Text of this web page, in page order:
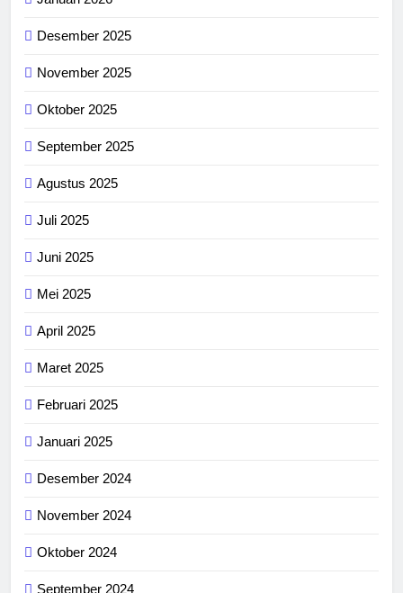
Desember 2025
November 2025
Oktober 2025
September 2025
Agustus 2025
Juli 2025
Juni 2025
Mei 2025
April 2025
Maret 2025
Februari 2025
Januari 2025
Desember 2024
November 2024
Oktober 2024
September 2024